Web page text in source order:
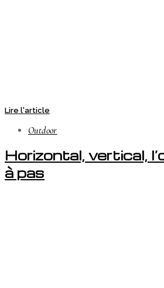
Lire l'article
Outdoor
Horizontal, vertical,
à pas